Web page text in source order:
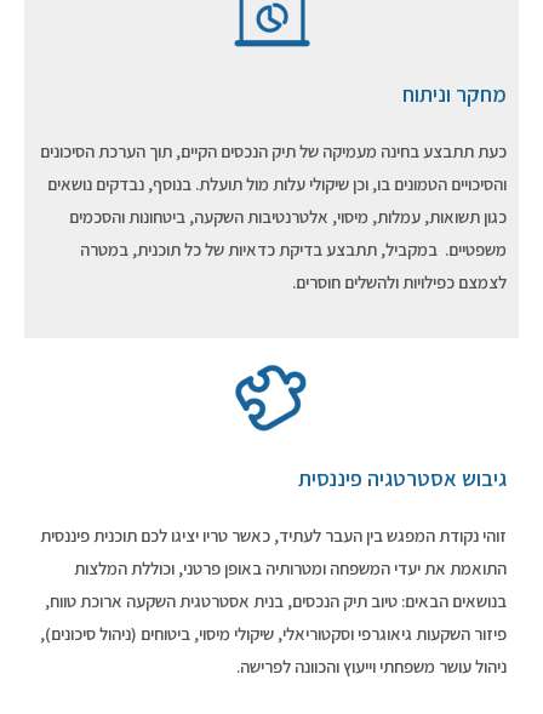
מחקר וניתוח
כעת תתבצע בחינה מעמיקה של תיק הנכסים הקיים, תוך הערכת הסיכונים
והסיכויים הטמונים בו, וכן שיקולי עלות מול תועלת. בנוסף, נבדקים נושאים
כגון תשואות, עמלות, מיסוי, אלטרנטיבות השקעה, ביטחונות והסכמים
משפטיים. במקביל, תתבצע בדיקת כדאיות של כל תוכנית, במטרה
לצמצם כפילויות ולהשלים חוסרים.
גיבוש אסטרטגיה פיננסית
זוהי נקודת המפגש בין העבר לעתיד, כאשר טריו יציגו לכם תוכנית פיננסית
התואמת את יעדי המשפחה ומטרותיה באופן פרטני, וכוללת המלצות
בנושאים הבאים: טיוב תיק הנכסים, בנית אסטרטגית השקעה ארוכת טווח,
פיזור השקעות גיאוגרפי וסקטוריאלי, שיקולי מיסוי, ביטוחים (ניהול סיכונים),
ניהול עושר משפחתי וייעוץ והכוונה לפרישה.